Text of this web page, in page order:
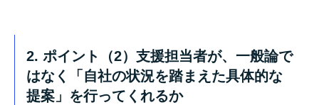
2. ポイント（2）支援担当者が、一般論で
はなく「自社の状況を踏まえた具体的な
提案」を行ってくれるか